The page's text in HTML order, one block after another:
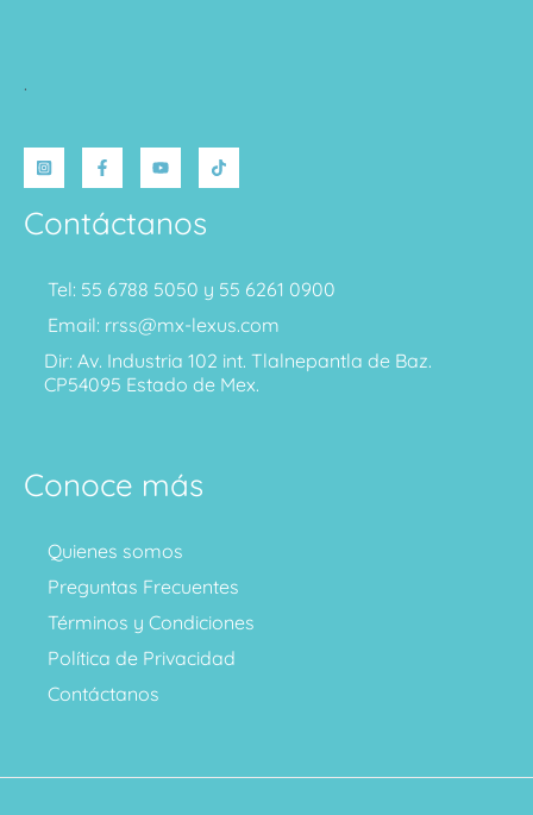
.
Contáctanos
Tel: 55 6788 5050 y 55 6261 0900
Email: rrss@mx-lexus.com
Dir: Av. Industria 102 int. Tlalnepantla de Baz.
CP54095 Estado de Mex.
Conoce más
Quienes somos
Preguntas Frecuentes
Términos y Condiciones
Política de Privacidad
Contáctanos